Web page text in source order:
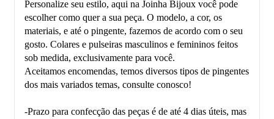
Personalize seu estilo, aqui na Joinha Bijoux você pode
escolher como quer a sua peça. O modelo, a cor, os
materiais, e até o pingente, fazemos de acordo com o seu
gosto. Colares e pulseiras masculinos e femininos feitos
sob medida, exclusivamente para você.
Aceitamos encomendas, temos diversos tipos de pingentes
dos mais variados temas, consulte conosco!
-Prazo para confecção das peças é de até 4 dias úteis, mas